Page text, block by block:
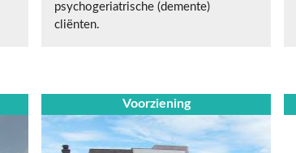
psychogeriatrische (demente)
cliënten.
Voorziening